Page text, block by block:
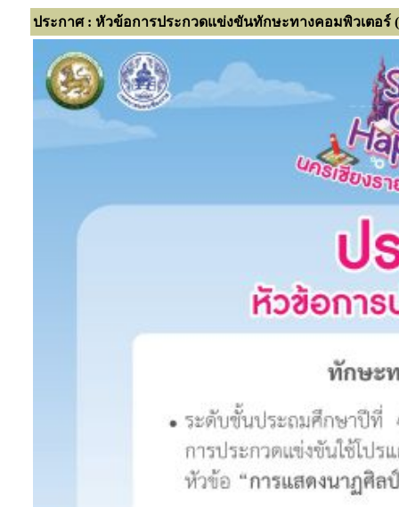
ประกาศ : หัวข้อการประกวดแข่งขันทักษะทางคอมพิวเตอร์